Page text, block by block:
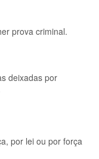
prova criminal.
deixadas por
por lei ou por força